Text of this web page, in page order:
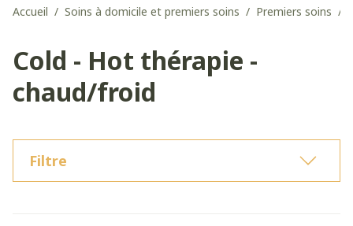
Accueil / Soins à domicile et premiers soins / Premiers soins /
Cold - Hot thérapie -
chaud/froid
Filtre